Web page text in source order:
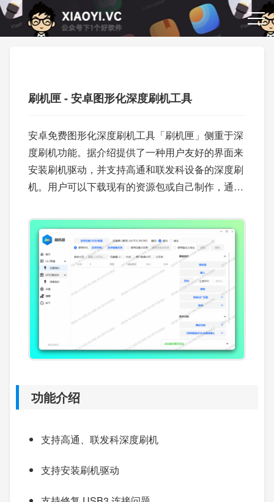
刷机匣 - 安卓图形化深度刷机工具
安卓免费图形化深度刷机工具「刷机匣」侧重于深
度刷机功能。据介绍提供了一种用户友好的界面来
安装刷机驱动，并支持高通和联发科设备的深度刷
机。用户可以下载现有的资源包或自己制作，通过
功能介绍
支持高通、联发科深度刷机
支持安装刷机驱动